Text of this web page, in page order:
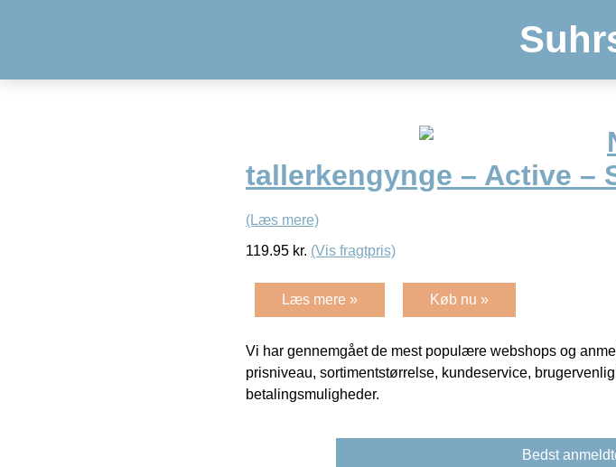
tallerkengynge – Active –
(Læs mere)
119.95 kr. (Vis fragtpris)
Læs mere » Køb nu »
Vi har gennemgået de mest populære webshops og
prisniveau, sortimentstørrelse, kundeservice,
betalingsmuligheder.
Bedst